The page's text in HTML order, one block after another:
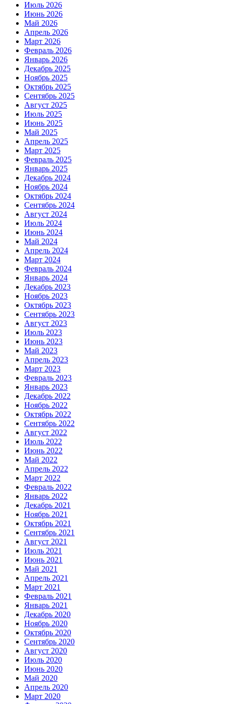
Июль 2026
Июнь 2026
Май 2026
Апрель 2026
Март 2026
Февраль 2026
Январь 2026
Декабрь 2025
Ноябрь 2025
Октябрь 2025
Сентябрь 2025
Август 2025
Июль 2025
Июнь 2025
Май 2025
Апрель 2025
Март 2025
Февраль 2025
Январь 2025
Декабрь 2024
Ноябрь 2024
Октябрь 2024
Сентябрь 2024
Август 2024
Июль 2024
Июнь 2024
Май 2024
Апрель 2024
Март 2024
Февраль 2024
Январь 2024
Декабрь 2023
Ноябрь 2023
Октябрь 2023
Сентябрь 2023
Август 2023
Июль 2023
Июнь 2023
Май 2023
Апрель 2023
Март 2023
Февраль 2023
Январь 2023
Декабрь 2022
Ноябрь 2022
Октябрь 2022
Сентябрь 2022
Август 2022
Июль 2022
Июнь 2022
Май 2022
Апрель 2022
Март 2022
Февраль 2022
Январь 2022
Декабрь 2021
Ноябрь 2021
Октябрь 2021
Сентябрь 2021
Август 2021
Июль 2021
Июнь 2021
Май 2021
Апрель 2021
Март 2021
Февраль 2021
Январь 2021
Декабрь 2020
Ноябрь 2020
Октябрь 2020
Сентябрь 2020
Август 2020
Июль 2020
Июнь 2020
Май 2020
Апрель 2020
Март 2020